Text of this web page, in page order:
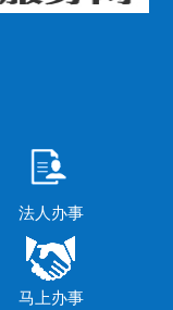
法人办事
马上办事